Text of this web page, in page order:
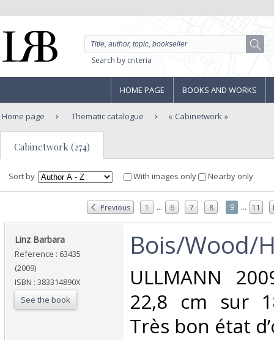
Search by criteria
HOME PAGE BOOKS AND WORKS
Home page Thematic catalogue Cabinetwork
Cabinetwork (274)
Sort by With images only Nearby only
Previous 1 ... 6 7 8 9 ... 11
‎Linz Barbara‎
Reference : 63435
(2009)
ISBN : 383314890X
See the book
‎Bois/Wood/
‎ULLMANN
22,8 cm sur
Très bon état